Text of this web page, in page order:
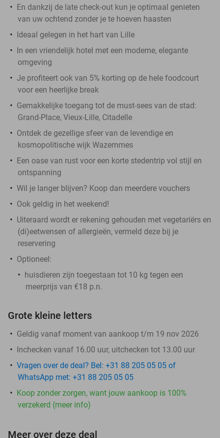
En dankzij de late check-out kun je optimaal genieten
van uw ochtend zonder je te hoeven haasten
Ideaal gelegen in het hart van Lille
In een vriendelijk hotel met een moderne, elegante
omgeving
Je profiteert ook van 5% korting op de hele foodcourt
voor een heerlijke break
Gemakkelijke toegang tot de must-sees van de stad:
Grand-Place, Vieux-Lille, Citadelle
Ontdek de gezellige sfeer van de levendige en
kosmopolitische wijk Wazemmes
Een oase van rust voor een korte stedentrip vol stijl en
ontspanning
Wil je langer blijven? Koop dan meerdere vouchers
Ook geldig in het weekend!
Uiteraard wordt er rekening gehouden met vegetariërs en
(di)eetwensen of allergieën, vermeld deze bij je
reservering
Optioneel:
huisdieren zijn toegestaan tot 10 kg tegen een
meerprijs van €18 p.n.
Grote kleine letters
Geldig vanaf moment van aankoop t/m 19 nov 2026
Inchecken vanaf 16.00 uur, uitchecken tot 13.00 uur
Vragen over de deal? Bel: +31 88 205 05 05 of
WhatsApp met: +31 88 205 05 05
Koop zonder zorgen, want jouw aankoop is 100%
verzekerd (meer info)
Meer over deze deal